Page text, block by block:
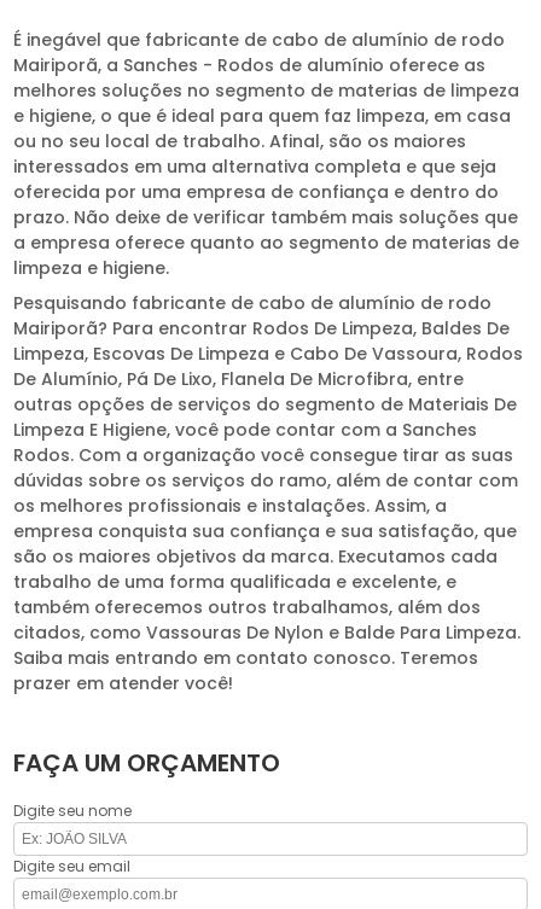
É inegável que fabricante de cabo de alumínio de rodo
Mairiporã, a Sanches - Rodos de alumínio oferece as
melhores soluções no segmento de materias de limpeza
e higiene, o que é ideal para quem faz limpeza, em casa
ou no seu local de trabalho. Afinal, são os maiores
interessados em uma alternativa completa e que seja
oferecida por uma empresa de confiança e dentro do
prazo. Não deixe de verificar também mais soluções que
a empresa oferece quanto ao segmento de materias de
limpeza e higiene.
Pesquisando fabricante de cabo de alumínio de rodo
Mairiporã? Para encontrar Rodos De Limpeza, Baldes De
Limpeza, Escovas De Limpeza e Cabo De Vassoura, Rodos
De Alumínio, Pá De Lixo, Flanela De Microfibra, entre
outras opções de serviços do segmento de Materiais De
Limpeza E Higiene, você pode contar com a Sanches
Rodos. Com a organização você consegue tirar as suas
dúvidas sobre os serviços do ramo, além de contar com
os melhores profissionais e instalações. Assim, a
empresa conquista sua confiança e sua satisfação, que
são os maiores objetivos da marca. Executamos cada
trabalho de uma forma qualificada e excelente, e
também oferecemos outros trabalhamos, além dos
citados, como Vassouras De Nylon e Balde Para Limpeza.
Saiba mais entrando em contato conosco. Teremos
prazer em atender você!
FAÇA UM ORÇAMENTO
Digite seu nome
Digite seu email